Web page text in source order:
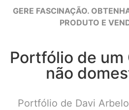
GERE FASCINAÇÃO.
PRODUTO E
Portfólio de
não
Portfólio de Davi